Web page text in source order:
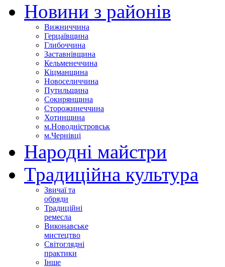
Новини з районів
Вижниччина
Герцаївщина
Глибоччина
Заставнівщина
Кельменеччина
Кіцманщина
Новоселиччина
Путильщина
Сокирянщина
Сторожинеччина
Хотинщина
м.Новодністровськ
м.Чернівці
Народні майстри
Традиційна культура
Звичаї та
обряди
Традиційні
ремесла
Виконавське
мистецтво
Світоглядні
практики
Інше